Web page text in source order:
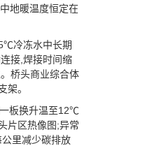
地暖温度恒定在
冷冻水中长期
接,焊接时间缩
桥头商业综合体
。
板换升温至12℃
片区热像图;异常
里减少碳排放